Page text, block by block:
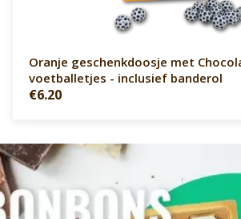
Oranje geschenkdoosje met
voetballetjes - inclusief banderol
€6.20